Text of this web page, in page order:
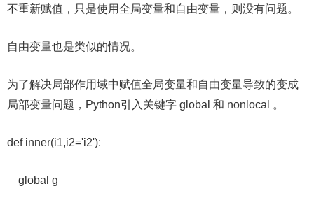
不重新赋值，只是使用全局变量和自由变量，则没有问题。
自由变量也是类似的情况。
为了解决局部作用域中赋值全局变量和自由变量导致的变成
局部变量问题，Python引入关键字 global 和 nonlocal 。
def inner(i1,i2='i2'):
global g